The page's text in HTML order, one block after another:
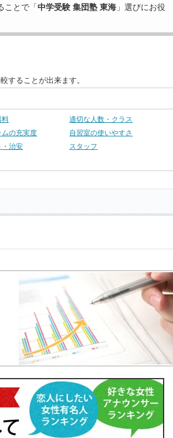
ことで「中学受験 集団塾 東海 」選びにお役
することが出来ます。
料
適切な人数・クラス
ムの充実度
自習室の使いやすさ
・治安
スタッフ